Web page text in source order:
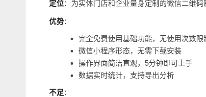
定位：为实体门店和企业量身定制的微信二维码
优势：
完全免费使用基础功能，无使用次数限
微信小程序形态，无需下载安装
操作界面简洁直观，5分钟即可上手
数据实时统计，支持导出分析
不足：